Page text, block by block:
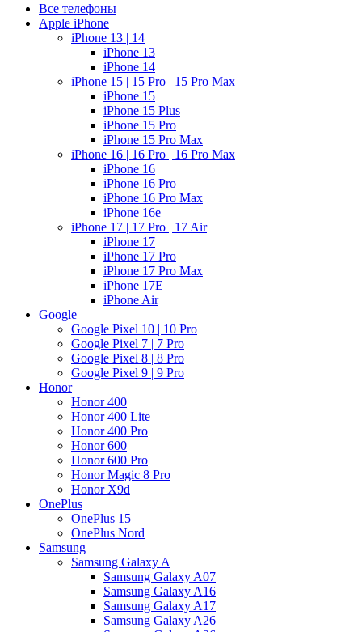
Все телефоны
Apple iPhone
iPhone 13 | 14
iPhone 13
iPhone 14
iPhone 15 | 15 Pro | 15 Pro Max
iPhone 15
iPhone 15 Plus
iPhone 15 Pro
iPhone 15 Pro Max
iPhone 16 | 16 Pro | 16 Pro Max
iPhone 16
iPhone 16 Pro
iPhone 16 Pro Max
iPhone 16e
iPhone 17 | 17 Pro | 17 Air
iPhone 17
iPhone 17 Pro
iPhone 17 Pro Max
iPhone 17E
iPhone Air
Google
Google Pixel 10 | 10 Pro
Google Pixel 7 | 7 Pro
Google Pixel 8 | 8 Pro
Google Pixel 9 | 9 Pro
Honor
Honor 400
Honor 400 Lite
Honor 400 Pro
Honor 600
Honor 600 Pro
Honor Magic 8 Pro
Honor X9d
OnePlus
OnePlus 15
OnePlus Nord
Samsung
Samsung Galaxy A
Samsung Galaxy A07
Samsung Galaxy A16
Samsung Galaxy A17
Samsung Galaxy A26